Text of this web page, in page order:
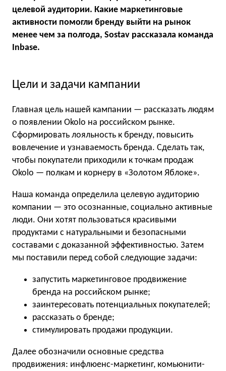
целевой аудитории. Какие маркетинговые
активности помогли бренду выйти на рынок
менее чем за полгода, Sostav рассказала команда
Inbase.
Цели и задачи кампании
Главная цель нашей кампании — рассказать людям
о появлении Okolo на российском рынке.
Сформировать лояльность к бренду, повысить
вовлечение и узнаваемость бренда. Сделать так,
чтобы покупатели приходили к точкам продаж
Okolo — полкам и корнеру в «Золотом Яблоке».
Наша команда определила целевую аудиторию
компании — это осознанные, социально активные
люди. Они хотят пользоваться красивыми
продуктами с натуральными и безопасными
составами с доказанной эффективностью. Затем
мы поставили перед собой следующие задачи:
запустить маркетинговое продвижение
бренда на российском рынке;
заинтересовать потенциальных покупателей;
рассказать о бренде;
стимулировать продажи продукции.
Далее обозначили основные средства
продвижения: инфлюенс-маркетинг, комьюнити-